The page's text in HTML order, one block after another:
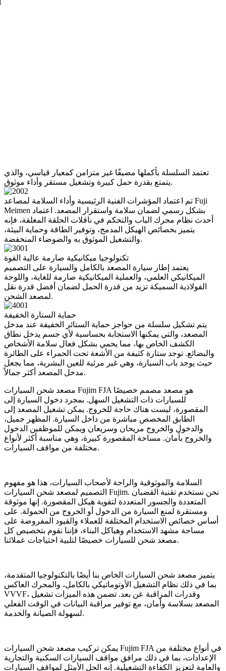
تعتمد السلسلة بأكملها مضيفًا غير متزامن كمعيار قياسي، والذي
يتمتع بقدرة حمل كبيرة وتشغيل مستقر وأداء موثوق.
تم اعتماد المؤشرات الفنية الرئيسية وأداء السلامة لمصاعد Fuji
Meimen بشكل رسمي لضمان سلامة واستقرار المصعد. اعتماد
أحدث نظام محرك الباب والتحكم في ناقلات الحلقة المغلقة، فإنه
يتميز بخصائص الهيكل المدمج، وتوفير الطاقة وحماية البيئة،
والتشغيل الموثوق به والضوضاء المنخفضة.
تكنولوجيا ميكانيكية صارمة عالية القوة
يعتمد إطار سيارة المصعد بالكامل والسيارة على التصميم
الميكانيكي العلمي، والعملية الميكانيكية صارمة للغاية، واللوحة
الفولاذية السميكة تزيد من قدرة الحمل لضمان أفضل قدرة نقل
لمصعد الشحن.
حماية الستارة الخفيفة
يتم تشكيل سلسلة من حواجز حماية الستائر الخفيفة عند مدخل
المصعد، والتي يمكنها الاستجابة بحساسية لأي جسم يدخل نطاق
الكشف الخاص بها، مما يحمي بشكل فعال سلامة الأشخاص
والبضائع. توجد ستارة كثيفة من الأشعة تحت الحمراء على الطائرة
حيث يوجد باب السيارة، وهي غير مرئية للعين البشرية، مما يجعل
مدخل المصعد أكثر جمالاً.
مصعد شحن السيارات Fujim FJA هو مصعد مصمم خصيصًا
للسيارات ذات التشغيل السهل. بمجرد دخول السيارة إلى
المقصورة، ليست هناك حاجة للخروج. يمكن تشغيل المصعد إلى
الطابق المخصص مباشرة من داخل السيارة. المظهر جميل،
والدخول والخروج مريحان وسريعان ويمكن للموظفين الدخول
والخروج بأمان. مساحة المقصورة كبيرة، وهي مناسبة أكثر لأنواع
مختلفة من مواقف السيارات.
السلامة والموثوقية والراحة لأصحاب السيارات، هذا هو مفهوم
التصميم لمصعد شحن السيارات Fujim. نحن نستخدم تقنية القضبان
المتعددة والجسور المتعددة لتقوية هيكل المقصورة. إنها موثوقة
ومستقرة لمنع السيارة من الدخول أو الخروج من الحمولة. على
أساس خصائص الاستخدام المختلفة للعملاء والقيود المفروضة على
مساحة مشهد الاستخدام وهياكل البناء، فإننا نقوم بتخصيص كل
مصعد شحن للسيارات خصيصًا لتلبية احتياجات عملائنا.
يتميز مصعد شحن السيارات الخاص بنا أيضًا بالتكنولوجيا المتقدمة،
بما في ذلك نظام التشغيل الأوتوماتيكي بالكامل، والمحرك العاكس
VVVF، وقدرات المراقبة عن بعد. تضمن هذه الميزات تشغيل
المصعد بسلاسة وأمان، مع توفير مراقبة البيانات في الوقت الفعلي
لسهولة الصيانة والخدمة.
يمكن تركيب مصعد شحن السيارات Fujim FJA في أنواع مختلفة من
الإعدادات، بما في ذلك مرافق مواقف السيارات السكنية والتجارية
والعامة لتعزيز الكفاءة التشغيلية. إنه الحل الأمثل لمواقف السيارات